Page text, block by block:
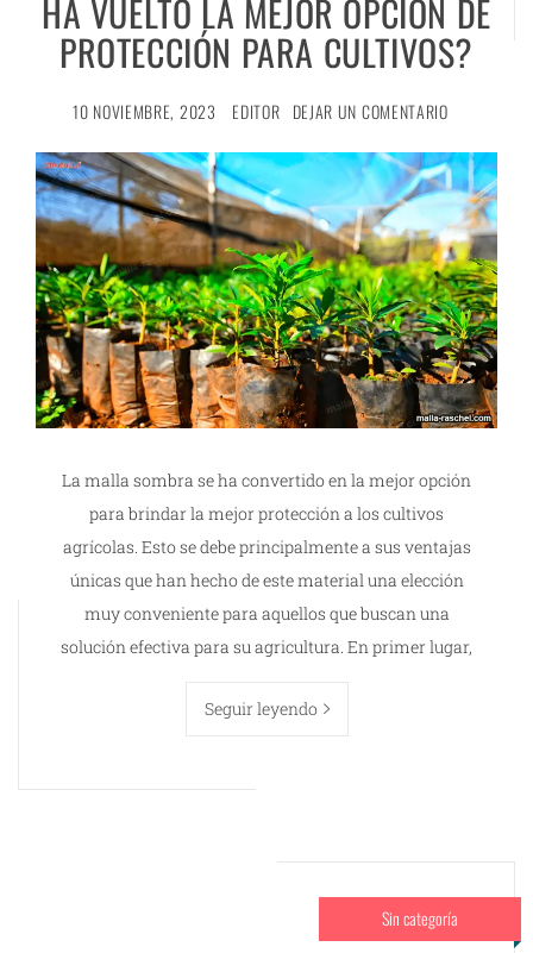
HA VUELTO LA MEJOR OPCIÓN DE
PROTECCIÓN PARA CULTIVOS?
10 NOVIEMBRE, 2023 EDITOR DEJAR UN COMENTARIO
La malla sombra se ha convertido en la mejor opción
para brindar la mejor protección a los cultivos
agrícolas. Esto se debe principalmente a sus ventajas
únicas que han hecho de este material una elección
muy conveniente para aquellos que buscan una
solución efectiva para su agricultura. En primer lugar,
Seguir leyendo
Sin categoría